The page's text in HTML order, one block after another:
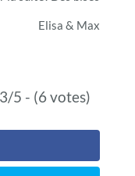
Elisa & Max
5 - (6 votes)